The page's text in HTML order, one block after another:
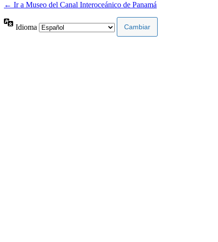
← Ir a Museo del Canal Interoceánico de Panamá
Idioma